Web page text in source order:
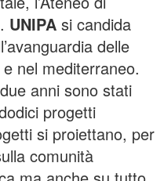
UNIPA si candida
delle
nel mediterraneo.
anni sono stati
​progetti
si proiettano, per
comunità